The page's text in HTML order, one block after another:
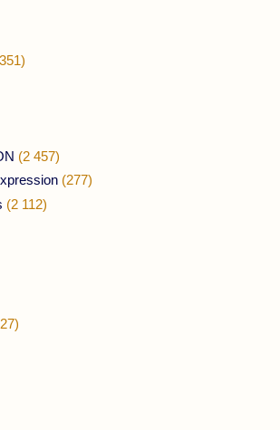
(2 457)
(277)
(2 112)